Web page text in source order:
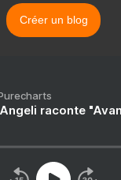
Créer un blog
Angeli raconte